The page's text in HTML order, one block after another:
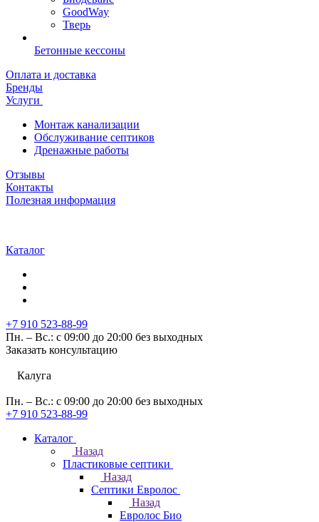
GoodWay
Тверь
Бетонные кессоны
Оплата и доставка
Бренды
Услуги
Монтаж канализации
Обслуживание септиков
Дренажные работы
Отзывы
Контакты
Полезная информация
Каталог
+7 910 523-88-99
Пн. – Вс.: с 09:00 до 20:00 без выходных
Заказать консультацию
Калуга
Пн. – Вс.: с 09:00 до 20:00 без выходных
+7 910 523-88-99
Каталог
Назад
Пластиковые септики
Назад
Септики Евролос
Назад
Евролос Био